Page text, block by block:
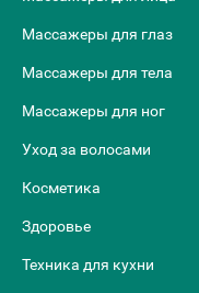
Массажеры для глаз
Массажеры для тела
Массажеры для ног
Уход за волосами
Косметика
Здоровье
Техника для кухни